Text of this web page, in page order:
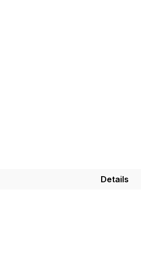
Details